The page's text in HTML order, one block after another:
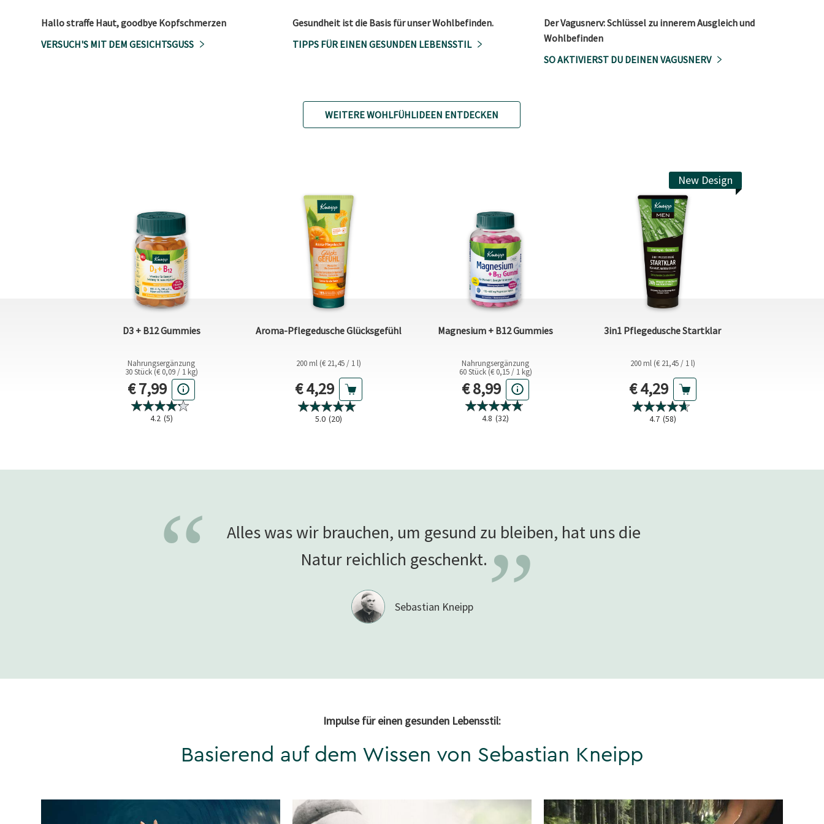
Hallo straffe Haut, goodbye Kopfschmerzen
VERSUCH'S MIT DEM GESICHTSGUSS
Gesundheit ist die Basis für unser Wohlbefinden.
TIPPS FÜR EINEN GESUNDEN LEBENSSTIL
Der Vagusnerv: Schlüssel zu innerem Ausgleich und
Wohlbefinden
SO AKTIVIERST DU DEINEN VAGUSNERV
WEITERE WOHLFÜHLIDEEN ENTDECKEN
D3 + B12 Gummies
Nahrungsergänzung
30 Stück (€ 0,09 / 1 kg)
Aktueller Preis
€ 7,99
4.2 (5)
Aroma-Pflegedusche Glücksgefühl
200 ml (€ 21,45 / 1 l)
Aktueller Preis
€ 4,29
5.0 (20)
Magnesium + B12 Gummies
Nahrungsergänzung
60 Stück (€ 0,15 / 1 kg)
Aktueller Preis
€ 8,99
4.8 (32)
New Design
3in1 Pflegedusche Startklar
200 ml (€ 21,45 / 1 l)
Aktueller Preis
€ 4,29
4.7 (58)
“
Alles was wir brauchen, um gesund zu bleiben, hat uns die
Natur reichlich geschenkt. ”
Sebastian Kneipp
Impulse für einen gesunden Lebensstil:
Basierend auf dem Wissen von Sebastian Kneipp